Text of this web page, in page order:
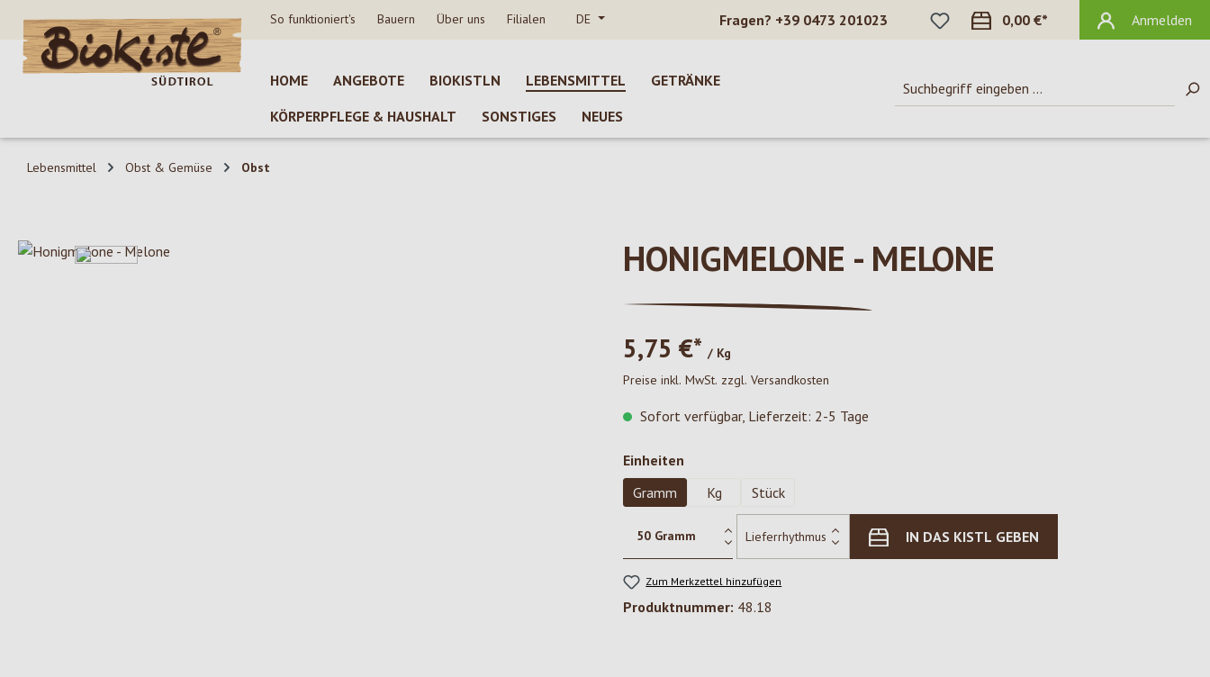
Hauptinhalt springen
Zur Suche springen
Zur Hauptnavigation springen So funktioniert's Bauern Über uns Filialen DE Fragen? +39 0473 201023
DU HAST 0 PRODUKTE AUF DEM
0,00 €* Anmelden
HOME ANGEBOTE BIOKISTLN LEBENSMITTEL
GETRÄNKE
KÖRPERPFLEGE & HAUSHALT
SONSTIGES NEUES
Lebensmittel Obst & Gemüse Obst
Bildergalerie überspringen HONIGMELONE - MELONE
5,75 €* / Kg
Preise inkl. MwSt. zzgl. Versandkosten
Sofort verfügbar, Lieferzeit: 2-5 Tage
Einheiten
Gramm
Kg Stück
IN DAS KISTL GEBEN
Zum Merkzettel hinzufügen
Produktnummer: 48.18